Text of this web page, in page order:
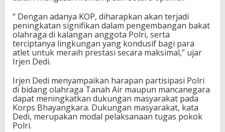
“ Dengan adanya KOP, diharapkan akan terjadi
peningkatan signifikan dalam pengembangan bakat
olahraga di kalangan anggota Polri, serta
terciptanya lingkungan yang kondusif bagi para
atlet untuk meraih prestasi secara maksimal,” ujar
Irjen Dedi.
Irjen Dedi menyampaikan harapan partisipasi Polri
di bidang olahraga Tanah Air maupun mancanegara
dapat meningkatkan dukungan masyarakat pada
Korps Bhayangkara. Dukungan masyarakat, kata
Dedi, merupakan modal pelaksanaan tugas pokok
Polri.